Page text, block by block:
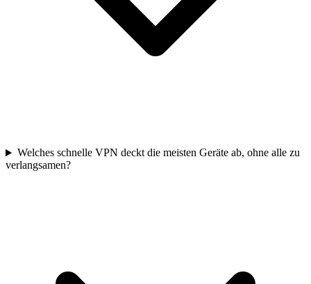
Welches schnelle VPN deckt die meisten Geräte ab, ohne alle zu
verlangsamen?